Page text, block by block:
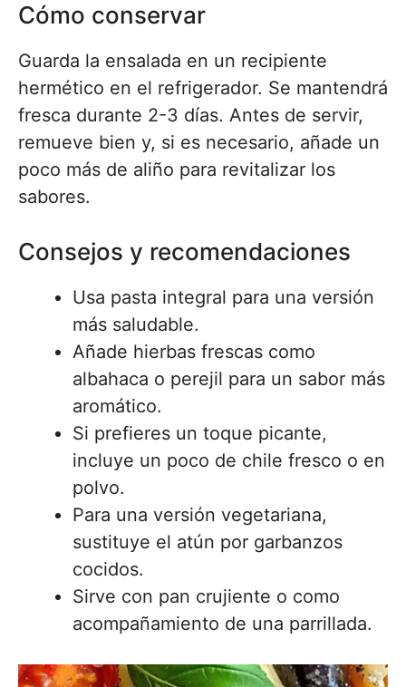
Cómo conservar
Guarda la ensalada en un recipiente
hermético en el refrigerador. Se mantendrá
fresca durante 2-3 días. Antes de servir,
remueve bien y, si es necesario, añade un
poco más de aliño para revitalizar los
sabores.
Consejos y recomendaciones
Usa pasta integral para una versión
más saludable.
Añade hierbas frescas como
albahaca o perejil para un sabor más
aromático.
Si prefieres un toque picante,
incluye un poco de chile fresco o en
polvo.
Para una versión vegetariana,
sustituye el atún por garbanzos
cocidos.
Sirve con pan crujiente o como
acompañamiento de una parrillada.